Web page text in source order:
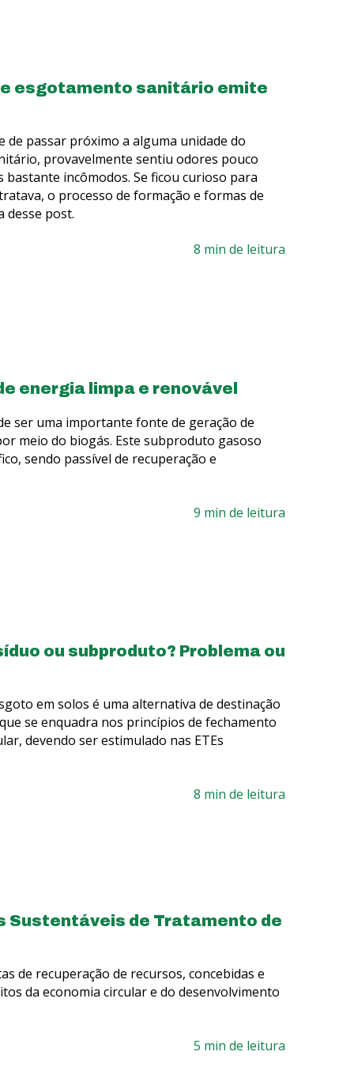
esgotamento sanitário emite
de passar próximo a alguma unidade do
provavelmente sentiu odores pouco
bastante incômodos. Se ficou curioso para
o processo de formação e formas de
desse post.
8 min de leitura
energia limpa e renovável
ser uma importante fonte de geração de
meio do biogás. Este subproduto gasoso
sendo passível de recuperação e
9 min de leitura
ou subproduto? Problema ou
em solos é uma alternativa de destinação
se enquadra nos princípios de fechamento
devendo ser estimulado nas ETEs
8 min de leitura
Sustentáveis de Tratamento de
de recuperação de recursos, concebidas e
da economia circular e do desenvolvimento
5 min de leitura